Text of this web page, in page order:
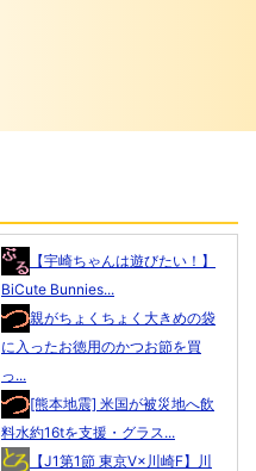
【宇崎ちゃんは遊びたい！】
BiCute Bunnies...
親がちょくちょく大きめの袋
に入ったお徳用のかつお節を買
っ...
[熊本地震] 米国が被災地へ飲
料水約16tを支援・グラス...
【J1第1節 東京V×川崎F】川